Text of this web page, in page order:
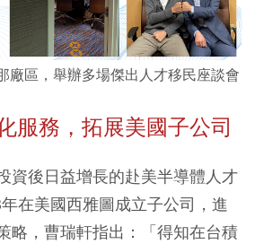
廠區，舉辦多場傑出人才移民座談會
服務，拓展美國子公司
資後日益增長的赴美半導體人才
在美國西雅圖成立子公司，進
略，曹瑞軒指出：「得知在台積